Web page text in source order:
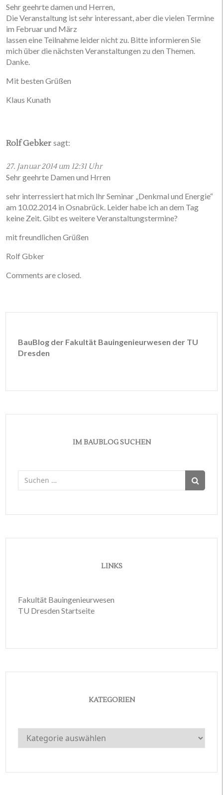
Sehr geehrte damen und Herren,
Die Veranstaltung ist sehr interessant, aber die vielen Termine
im Februar und März
lassen eine Teilnahme leider nicht zu. Bitte informieren Sie
mich über die nächsten Veranstaltungen zu den Themen.
Danke.
Mit besten Grüßen
Klaus Kunath
Rolf Gebker sagt:
27. Januar 2014 um 12:31 Uhr
Sehr geehrte Damen und Hrren
sehr interressiert hat mich Ihr Seminar „Denkmal und Energie“
am 10.02.2014 in Osnabrück. Leider habe ich an dem Tag
keine Zeit. Gibt es weitere Veranstaltungstermine?
mit freundlichen Grüßen
Rolf Gbker
Comments are closed.
BauBlog der Fakultät Bauingenieurwesen der TU
Dresden
IM BAUBLOG SUCHEN
Suchen
nach:
LINKS
Fakultät Bauingenieurwesen
TU Dresden Startseite
KATEGORIEN
Kategorien